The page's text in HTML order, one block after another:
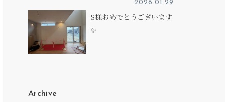
2026.01.29
S様おめでとうございます
✨
Archive